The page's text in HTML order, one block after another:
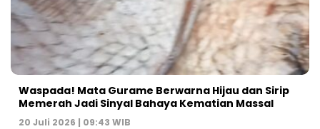
Waspada! Mata Gurame Berwarna Hijau dan Sirip
Memerah Jadi Sinyal Bahaya Kematian Massal
20 Juli 2026 | 09:43 WIB